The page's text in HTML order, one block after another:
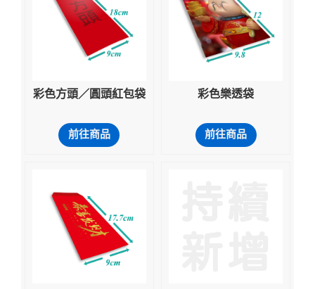
彩色方頭／圓頭紅包袋
前往商品
彩色樂透袋
前往商品